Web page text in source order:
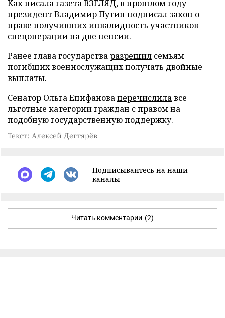
Как писала газета ВЗГЛЯД, в прошлом году
президент Владимир Путин подписал закон о
праве получивших инвалидность участников
спецоперации на две пенсии.
Ранее глава государстваразрешил семьям
погибших военнослужащих получать двойные
выплаты.
Сенатор Ольга Епифановаперечислилавсе
льготные категории граждан с правом на
подобную государственную поддержку.
Текст: Алексей Дегтярёв
Подписывайтесь на наши
каналы
Читать комментарии (2)